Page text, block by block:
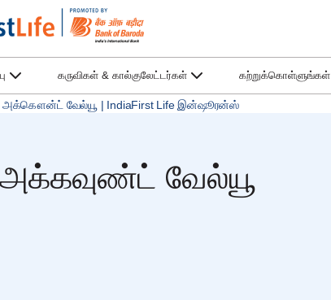
கருவிகள் & கால்குலேட்டர்கள் கற்றுக்கொள்ளுங்கள்
அக்கௌன்ட் வேல்யூ | IndiaFirst Life இன்ஷூரன்ஸ்
அக்கவுண்ட் வேல்யூ